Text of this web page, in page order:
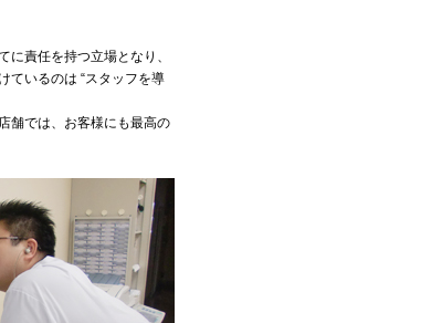
責任を持つ立場となり、
ているのは “スタッフを導
舗では、お客様にも最高の